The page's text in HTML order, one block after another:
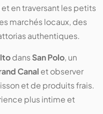
en traversant les petits
marchés locaux, des
authentiques.
dansSan Polo, un
Canal et observer
et de produits frais.
plus intime et